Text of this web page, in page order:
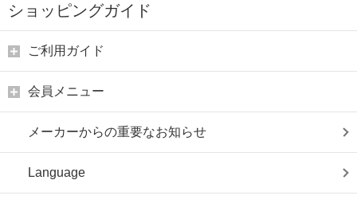
ショッピングガイド
ご利用ガイド
会員メニュー
メーカーからの重要なお知らせ
Language